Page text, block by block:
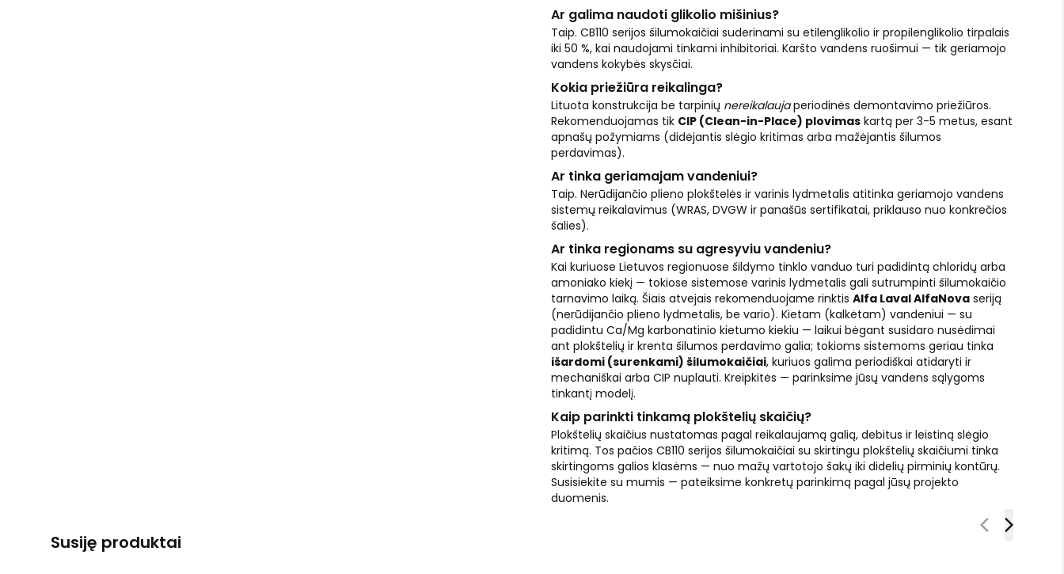
Ar galima naudoti glikolio mišinius?
Taip. CB110 serijos šilumokaičiai suderinami su etilenglikolio ir propilenglikolio tirpalais
iki 50 %, kai naudojami tinkami inhibitoriai. Karšto vandens ruošimui — tik geriamojo
vandens kokybės skysčiai.
Kokia priežiūra reikalinga?
Lituota konstrukcija be tarpinių nereikalaujaperiodinės demontavimo priežiūros.
Rekomenduojamas tik CIP (Clean-in-Place) plovimas kartą per 3-5 metus, esant
apnašų požymiams (didėjantis slėgio kritimas arba mažėjantis šilumos
perdavimas).
Ar tinka geriamajam vandeniui?
Taip. Nerūdijančio plieno plokštelės ir varinis lydmetalis atitinka geriamojo vandens
sistemų reikalavimus (WRAS, DVGW ir panašūs sertifikatai, priklauso nuo konkrečios
šalies).
Ar tinka regionams su agresyviu vandeniu?
Kai kuriuose Lietuvos regionuose šildymo tinklo vanduo turi padidintą chloridų arba
amoniako kiekį — tokiose sistemose varinis lydmetalis gali sutrumpinti šilumokaičio
tarnavimo laiką. Šiais atvejais rekomenduojame rinktis Alfa Laval AlfaNova seriją
(nerūdijančio plieno lydmetalis, be vario). Kietam (kalkėtam) vandeniui — su
padidintu Ca/Mg karbonatinio kietumo kiekiu — laikui bėgant susidaro nusėdimai
ant plokštelių ir krenta šilumos perdavimo galia; tokioms sistemoms geriau tinka
išardomi (surenkami) šilumokaičiai, kuriuos galima periodiškai atidaryti ir
mechaniškai arba CIP nuplauti. Kreipkitės — parinksime jūsų vandens sąlygoms
tinkantį modelį.
Kaip parinkti tinkamą plokštelių skaičių?
Plokštelių skaičius nustatomas pagal reikalaujamą galią, debitus ir leistiną slėgio
kritimą. Tos pačios CB110 serijos šilumokaičiai su skirtingu plokštelių skaičiumi tinka
skirtingoms galios klasėms — nuo mažų vartotojo šakų iki didelių pirminių kontūrų.
Susisiekite su mumis — pateiksime konkretų parinkimą pagal jūsų projekto
duomenis.
Susiję produktai